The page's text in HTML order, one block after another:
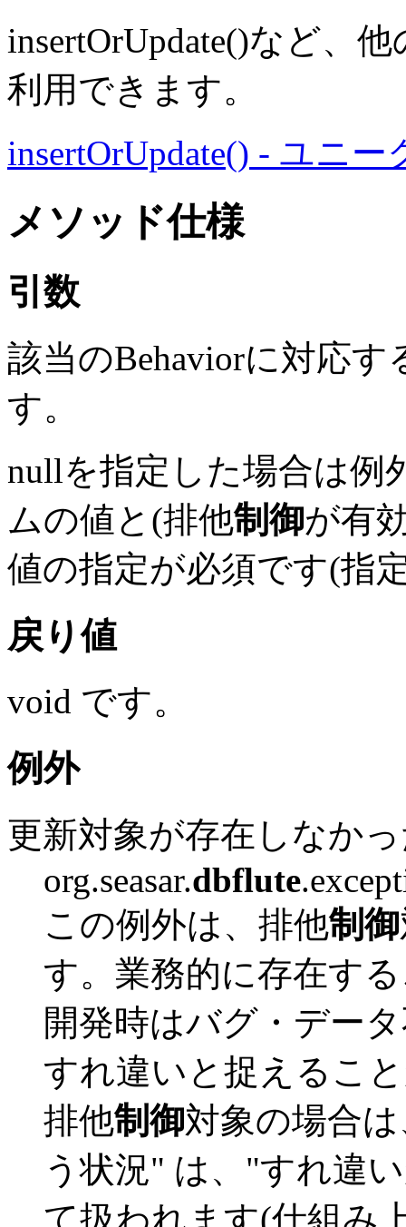
insertOrUpdate()など、
利用できます。
insertOrUpdate() - ユニ
メソッド仕様
引数
該当のBehaviorに対応
す。
nullを指定した場合は例
ムの値と(排他制御が有
値の指定が必須です(指
戻り値
void です。
例外
更新対象が存在しなか
org.seasar.dbflute
この例外は、排他制御
す。業務的に存在す
開発時はバグ・デー
すれ違いと捉えるこ
排他制御対象の場合
う状況" は、"すれ違
て扱われます(仕組み